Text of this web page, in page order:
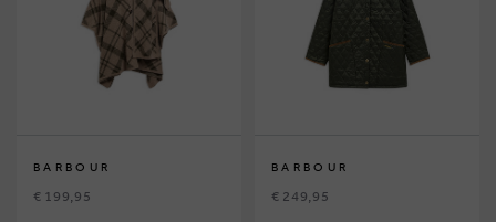
BARBOUR
€ 199,95
BARBOUR
€ 249,95